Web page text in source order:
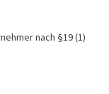
nach §19 (1)